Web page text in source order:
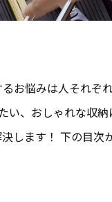
お悩みは人それぞれ
、おしゃれな収
します！ 下の目次